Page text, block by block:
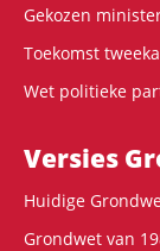
Gekozen
Toekomst
Wet politieke
Versies
Huidige
Grondwet van